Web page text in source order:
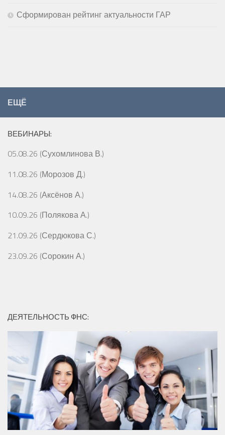
Сформирован рейтинг актуальности ГАР
ЕЩЁ
ВЕБИНАРЫ:
05.08.26 (Сухомлинова В.)
11.08.26 (Морозов Д.)
14.08.26 (Аксёнов А.)
10.09.26 (Полякова А.)
21.09.26 (Сердюкова С.)
23.09.26 (Сорокин А.)
ДЕЯТЕЛЬНОСТЬ ФНС: